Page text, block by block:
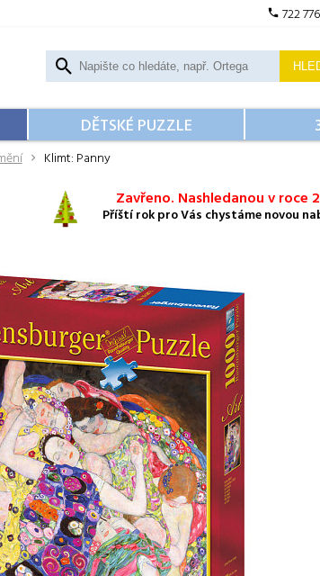
722
DĚTSKÉ PUZZLE
Klimt: Panny
Zavřeno. Nashledanou v roce
Příští rok pro Vás chystáme novou